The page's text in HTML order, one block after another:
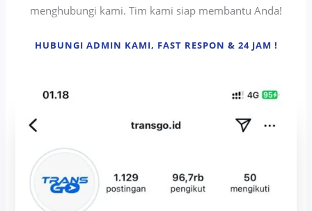
menghubungi kami. Tim kami siap membantu Anda!
HUBUNGI ADMIN KAMI, FAST RESPON & 24 JAM !